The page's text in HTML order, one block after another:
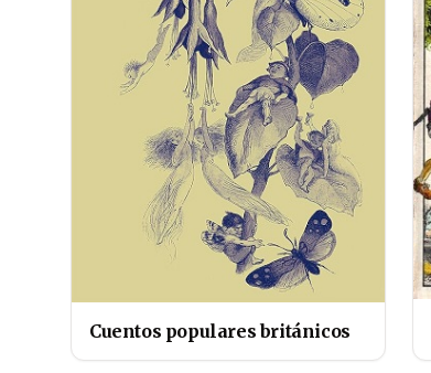
Cuentos populares británicos